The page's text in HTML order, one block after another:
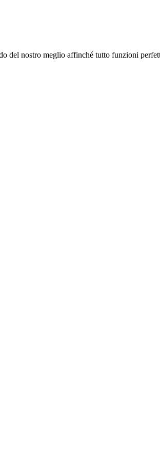
del nostro meglio affinché tutto funzioni